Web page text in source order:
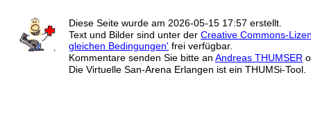
Diese Seite wurde am 2026-05-15 17:57 erstellt.
Text und Bilder sind unter der Creative Commons-
gleichen Bedingungen' frei verfügbar.
Kommentare senden Sie bitte an Andreas THUMSER
Die Virtuelle San-Arena Erlangen ist ein THUMSi-Tool.